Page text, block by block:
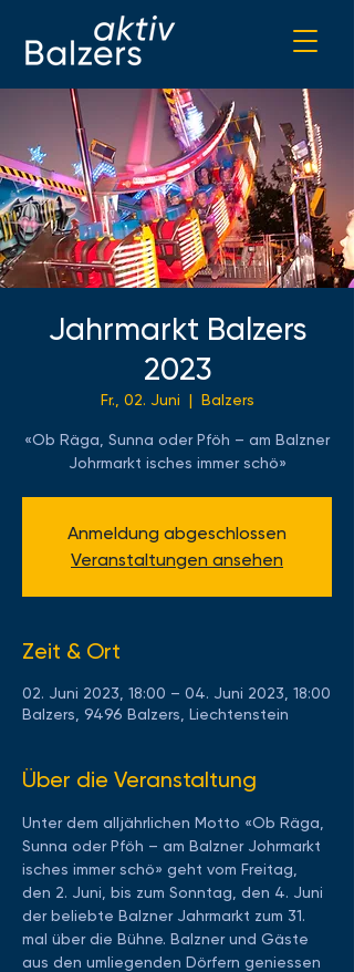
Jahrmarkt Balzers
2023
Fr., 02. Juni
  |
Balzers
«Ob Räga, Sunna oder Pföh – am Balzner
Johrmarkt isches immer schö»
Anmeldung abgeschlossen
Veranstaltungen ansehen
Zeit & Ort
02. Juni 2023, 18:00 – 04. Juni 2023, 18:00
Balzers, 9496 Balzers, Liechtenstein
Über die Veranstaltung
Unter dem alljährlichen Motto «Ob Räga,
Sunna oder Pföh – am Balzner Johrmarkt
isches immer schö» geht vom Freitag,
den 2. Juni, bis zum Sonntag, den 4. Juni
der beliebte Balzner Jahrmarkt zum 31.
mal über die Bühne. Balzner und Gäste
aus den umliegenden Dörfern geniessen